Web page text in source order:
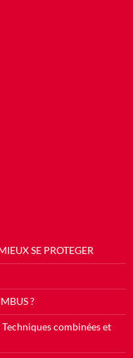
SE PROTEGER
?
combinées et